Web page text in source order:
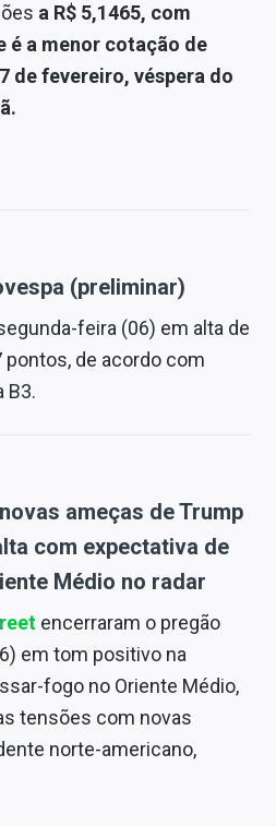
a R$ 5,1465, com
é a menor cotação de
de fevereiro, véspera do
(preliminar)
feira (06) em alta de
pontos, de acordo com
B3.
ameças de Trump
com expectativa de
Médio no radar
encerraram o pregão
em tom positivo na
fogo no Oriente Médio,
tensões com novas
norte-americano,